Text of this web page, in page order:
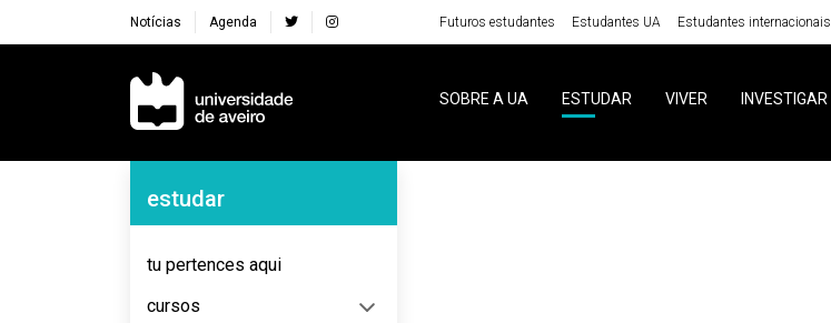
Notícias Agenda Futuros estudantes Estudantes UA Estudantes internacionais
Navegação Principal
SOBRE A UA ESTUDAR VIVER INVESTIGAR
Navegação Lateral
estudar
tu pertences aqui
cursos